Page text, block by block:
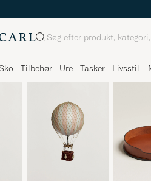
Søg
Sko Tilbehør Ure Tasker Livsstil